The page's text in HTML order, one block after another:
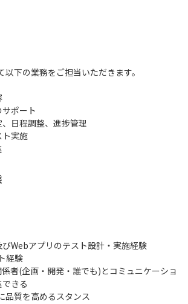
下の業務をご担当いただきます。
ポート
、日程調整、進捗管理
ト実施
びWebアプリのテスト設計・実施経験
経験
係者(企画・開発・誰でも)とコミュニケーショ
きる
品質を高めるスタンス